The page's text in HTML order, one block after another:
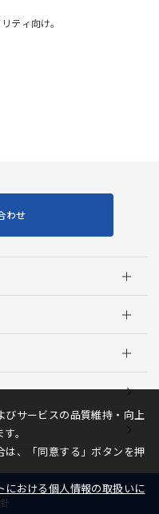
ティ向け。
サービスの品質維持・向上
。
は、「同意する」ボタンを押
における個人情報の取扱いに
わせ